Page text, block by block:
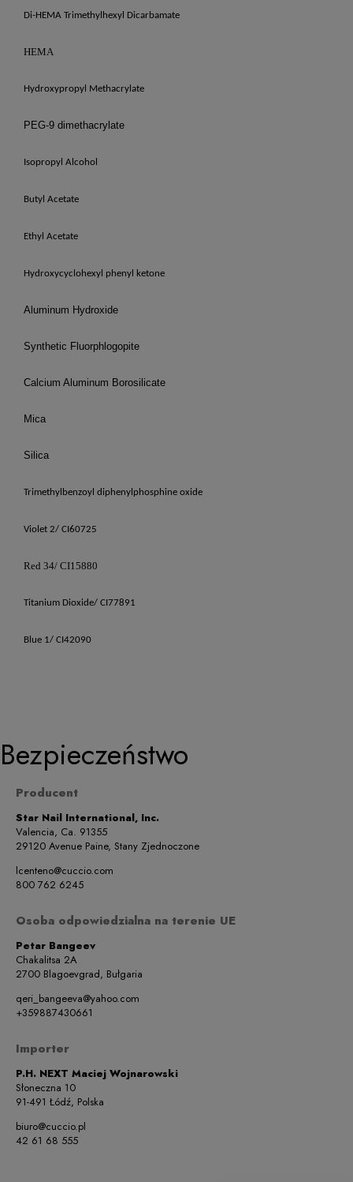
Di-HEMA Trimethylhexyl Dicarbamate
HEMA
Hydroxypropyl Methacrylate
PEG-9 dimethacrylate
Isopropyl Alcohol
Butyl Acetate
Ethyl Acetate
Hydroxycyclohexyl phenyl ketone
Aluminum Hydroxide
Synthetic Fluorphlogopite
Calcium Aluminum Borosilicate
Mica
Silica
Trimethylbenzoyl diphenylphosphine oxide
Violet 2/ CI60725
Red 34/ CI15880
Titanium Dioxide/ CI77891
Blue 1/ CI42090
Bezpieczeństwo
Producent
Star Nail International, Inc.
Valencia, Ca. 91355
29120 Avenue Paine, Stany Zjednoczone
lcenteno@cuccio.com
800 762 6245
Osoba odpowiedzialna na terenie UE
Petar Bangeev
Chakalitsa 2A
2700 Blagoevgrad, Bułgaria
qeri_bangeeva@yahoo.com
+359887430661
Importer
P.H. NEXT Maciej Wojnarowski
Słoneczna 10
91-491 Łódź, Polska
biuro@cuccio.pl
42 61 68 555